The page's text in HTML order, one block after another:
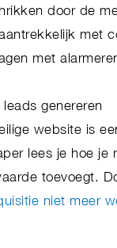
door de
met
met
genereren
website is
lees je hoe
toevoegt.
niet meer